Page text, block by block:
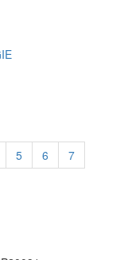
5 6
7